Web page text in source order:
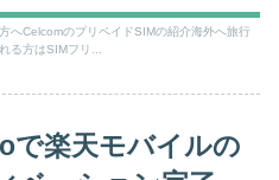
へCelcomのプリペイドSIMの紹介海外へ旅行
る方はSIMフリ...
で楽天モバイルの